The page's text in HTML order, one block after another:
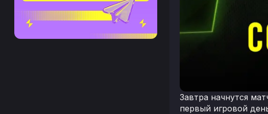
Завтра начнутся
первый игровой